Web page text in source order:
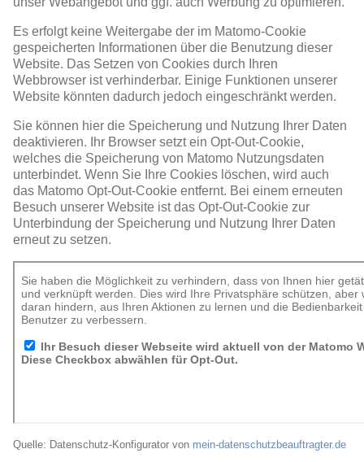
Es erfolgt keine Weitergabe der im Matomo-Cookie
gespeicherten Informationen über die Benutzung dieser
Website. Das Setzen von Cookies durch Ihren
Webbrowser ist verhinderbar. Einige Funktionen unserer
Website könnten dadurch jedoch eingeschränkt werden.
Sie können hier die Speicherung und Nutzung Ihrer Daten
deaktivieren. Ihr Browser setzt ein Opt-Out-Cookie,
welches die Speicherung von Matomo Nutzungsdaten
unterbindet. Wenn Sie Ihre Cookies löschen, wird auch
das Matomo Opt-Out-Cookie entfernt. Bei einem erneuten
Besuch unserer Website ist das Opt-Out-Cookie zur
Unterbindung der Speicherung und Nutzung Ihrer Daten
erneut zu setzen.
Quelle: Datenschutz-Konfigurator von mein-datenschutzbeauftragter.de